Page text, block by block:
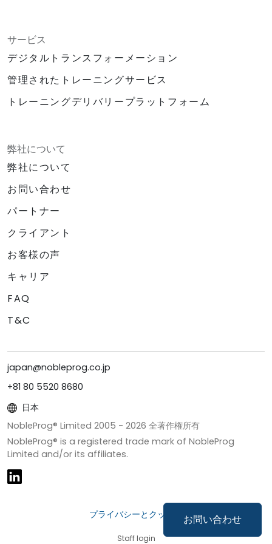
お問い合わせ
サービス
デジタルトランスフォーメーション
管理されたトレーニングサービス
トレーニングデリバリープラットフォーム
弊社について
弊社について
お問い合わせ
パートナー
クライアント
お客様の声
キャリア
FAQ
T&C
japan@nobleprog.co.jp
+81 80 5520 8680
日本
NobleProg® Limited 2005 - 2026 全著作権所有
NobleProg® is a registered trade mark of NobleProg
Limited and/or its affiliates.
プライバシーとクッキー
Staff login